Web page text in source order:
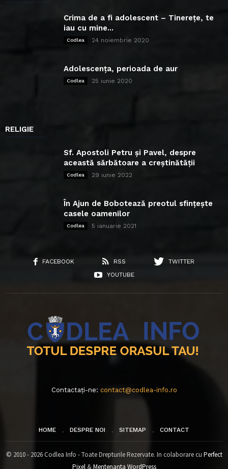
Crima de a fi adolescent – Tinerețe, te
iau cu mine...
Codlea 24 noiembrie 2020
Adolescența, perioada de aur
Codlea 25 iunie 2020
RELIGIE
Sf. Apostoli Petru și Pavel, despre
această sărbătoare a creștinătății
Codlea 29 iunie 2022
În Ajun de Bobotează preotul sfințește
casele oamenilor
Codlea 5 ianuarie 2021
FACEBOOK RSS
TWITTER
YOUTUBE
Contactați-ne: contact@codlea-info.ro
HOME DESPRE NOI SITEMAP CONTACT
© 2010 - 2026 Codlea Info - Toate Drepturile Rezervate. In colaborare cu Perfect
Pixel&Mentenanta WordPress